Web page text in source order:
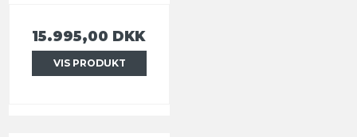
15.995,00 DKK
VIS PRODUKT